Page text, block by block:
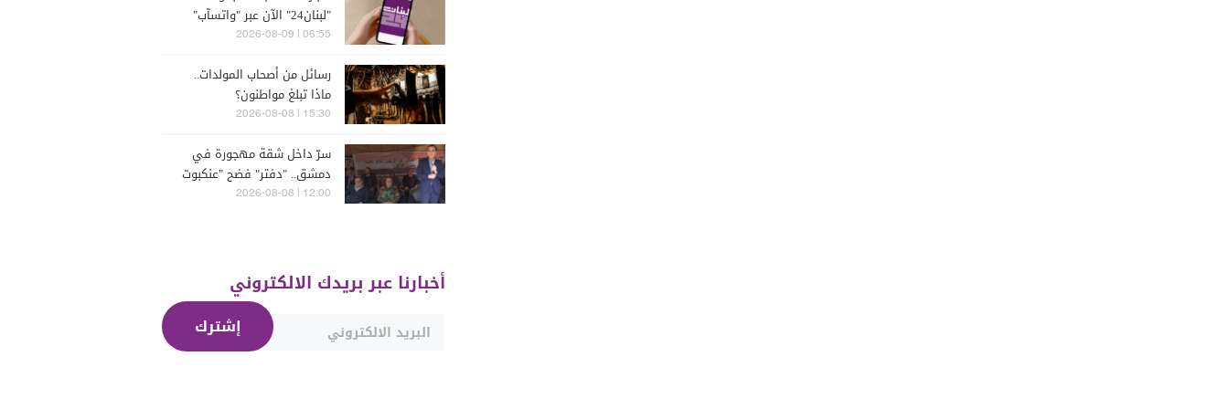
"لبنان24" الآن عبر "واتسآب"
بكبسة زرّ
06:55 | 2026-08-09
رسائل من أصحاب المولدات..
ماذا تبلغ مواطنون؟
15:30 | 2026-08-08
سرّ داخل شقة مهجورة في
دمشق.. "دفتر" فضح "عنكبوت
الأسد"!"
12:00 | 2026-08-08
أخبارنا عبر بريدك الالكتروني
إشترك